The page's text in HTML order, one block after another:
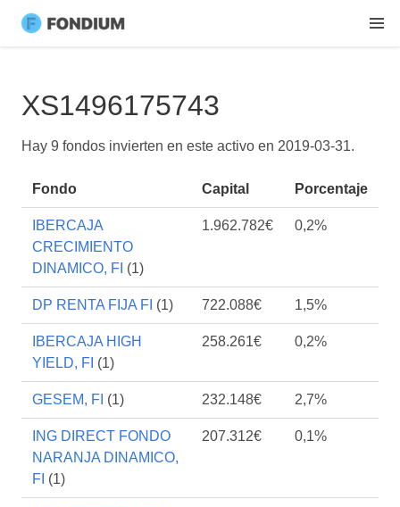
XS1496175743
Hay 9 fondos invierten en este activo en 2019-03-31.
Fondo Capital Porcentaje
IBERCAJA
CRECIMIENTO
DINAMICO, FI (1)
1.962.782€ 0,2%
DP RENTA FIJA FI (1) 722.088€ 1,5%
IBERCAJA HIGH
YIELD, FI (1)
258.261€ 0,2%
GESEM, FI (1) 232.148€ 2,7%
ING DIRECT FONDO
NARANJA DINAMICO,
FI (1)
207.312€ 0,1%